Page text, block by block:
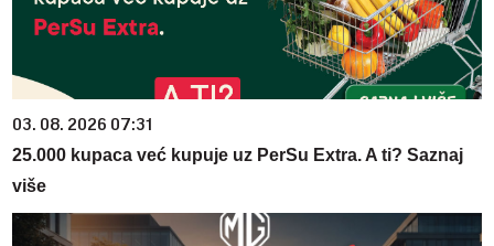
03. 08. 2026 07:31
25.000 kupaca već kupuje uz PerSu Extra. A ti? Saznaj
više